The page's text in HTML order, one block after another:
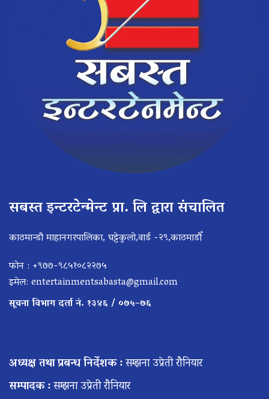
सबस्त इन्टरटेन्मेन्ट प्रा. लि द्वारा संचालित
काठमान्डौ माहानगरपालिका, घट्टेकुलो,वार्ड -२९,काठमाडौँ
फोन : +९७७-९८५१०८२२७५
इमेल: entertainmentsabasta@gmail.com
सूचना विभाग दर्ता नं. १३४६ / ०७५–७६
अध्यक्ष तथा प्रबन्ध निर्देशक :सम्झना उप्रेती रौनियार
सम्पादक :सम्झना उप्रेती रौनियार